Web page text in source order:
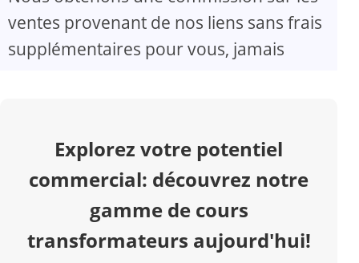
d
o
ventes provenant de nos liens sans frais
supplémentaires pour vous, jamais
Explorez votre potentiel
commercial: découvrez notre
gamme de cours
transformateurs aujourd'hui!